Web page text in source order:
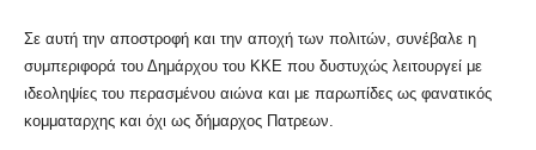
Σε αυτή την αποστροφή και την αποχή των πολιτών, συνέβαλε η
συμπεριφορά του Δημάρχου του ΚΚΕ που δυστυχώς λειτουργεί με
ιδεοληψίες του περασμένου αιώνα και με παρωπίδες ως φανατικός
κομματαρχης και όχι ως δήμαρχος Πατρεων.